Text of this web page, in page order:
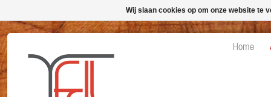
Home
Wij slaan cookies op om onze website te